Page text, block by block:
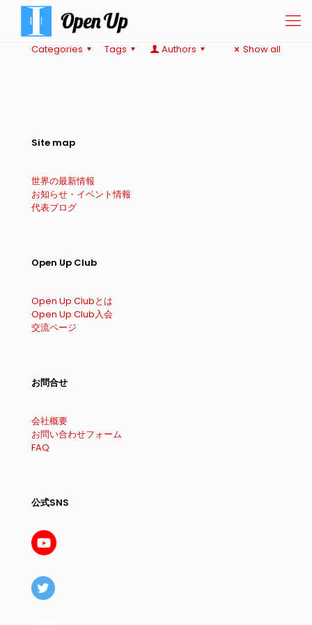
Categories Tags Authors Show all
Site map
世界の最新情報
お知らせ・イベント情報
代表ブログ
Open Up Club
Open Up Clubとは
Open Up Club入会
交流ページ
お問合せ
会社概要
お問い合わせフォーム
FAQ
公式SNS